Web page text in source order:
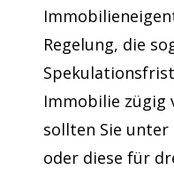
Regelung, die
Immobilie zügig
sollten Sie
oder diese für